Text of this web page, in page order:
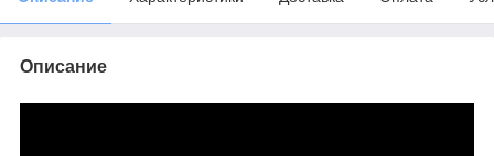
Описание